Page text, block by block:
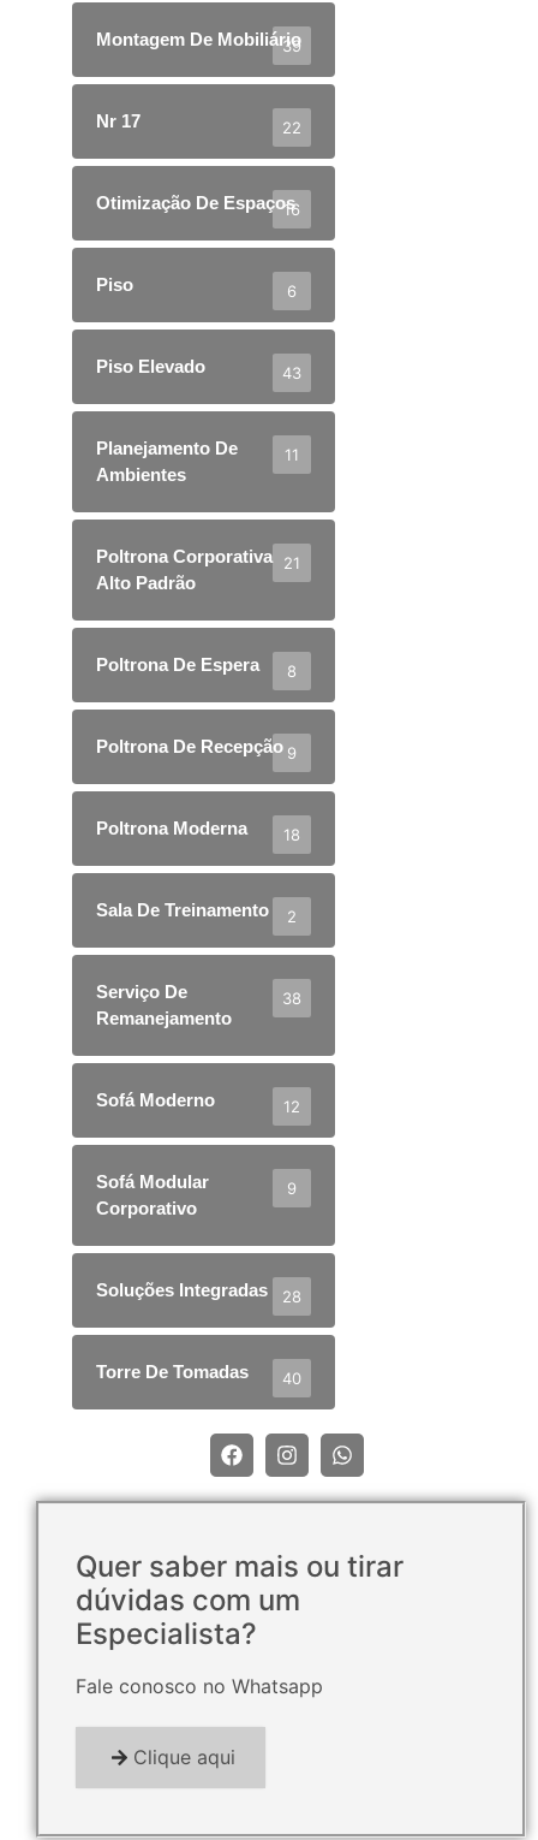
Montagem De Mobiliário
39
Nr 17 22
Otimização De Espaços
16
Piso 6
Piso Elevado 43
Planejamento De
Ambientes
11
Poltrona Corporativa
Alto Padrão
21
Poltrona De Espera 8
Poltrona De Recepção 9
Poltrona Moderna 18
Sala De Treinamento 2
Serviço De
Remanejamento
38
Sofá Moderno 12
Sofá Modular
Corporativo
9
Soluções Integradas 28
Torre De Tomadas 40
Quer saber mais ou tirar
dúvidas com um
Especialista?
Fale conosco no Whatsapp
Clique aqui